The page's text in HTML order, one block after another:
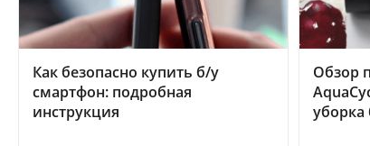
Как безопасно купить б/у
смартфон: подробная
инструкция
Обзор
уборка